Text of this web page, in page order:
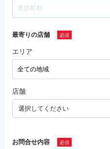
最寄りの店舗
エリア
店舗
選択してください
お問合せ内容